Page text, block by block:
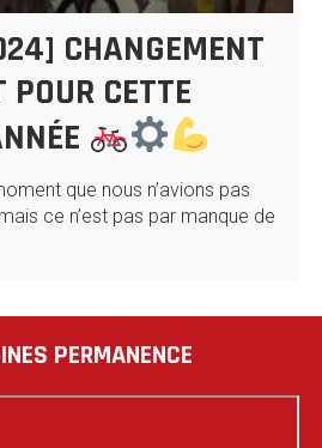
CHANGEMENT
POUR CETTE
que nous n’avions pas
ce n’est pas par manque de
PERMANENCE